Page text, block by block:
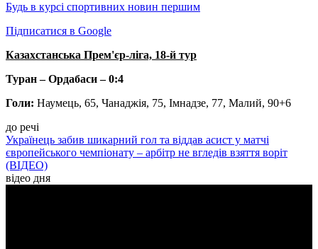
Будь в курсі спортивних новин першим
Підписатися в Google
Казахстанська Прем'єр-ліга, 18-й тур
Туран – Ордабаси – 0:4
Голи: Наумець, 65, Чанаджія, 75, Імнадзе, 77, Малий, 90+6
до речі
Українець забив шикарний гол та віддав асист у матчі
європейського чемпіонату – арбітр не вгледів взяття воріт
(ВІДЕО)
відео дня